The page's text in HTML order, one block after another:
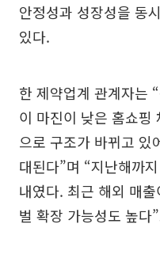
안정성과 성장성을 동
있다.
한 제약업계 관계자는
이 마진이 낮은 홈쇼핑
으로 구조가 바뀌고 있
대된다”며 “지난해까
내였다. 최근 해외 매
벌 확장 가능성도 높다